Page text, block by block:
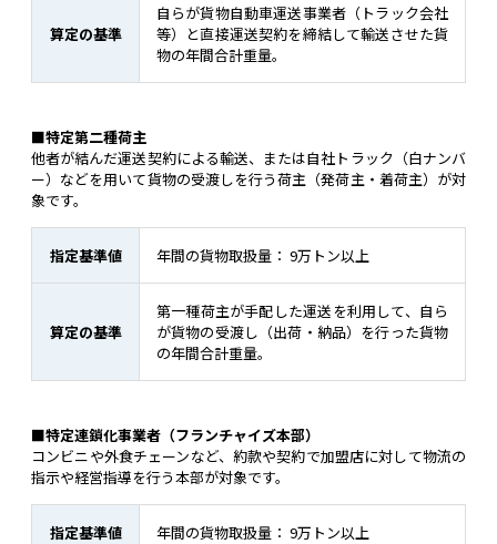
算定の基準
自らが貨物自動車運送事業者（トラック会社
等）と直接運送契約を締結して輸送させた貨
物の年間合計重量。
■特定第二種荷主
他者が結んだ運送契約による輸送、または自社トラック（白ナンバ
ー）などを用いて貨物の受渡しを行う荷主（発荷主・着荷主）が対
象です。
指定基準値 年間の貨物取扱量： 9万トン以上
算定の基準
第一種荷主が手配した運送を利用して、自ら
が貨物の受渡し（出荷・納品）を行った貨物
の年間合計重量。
■特定連鎖化事業者（フランチャイズ本部）
コンビニや外食チェーンなど、約款や契約で加盟店に対して物流の
指示や経営指導を行う本部が対象です。
指定基準値 年間の貨物取扱量： 9万トン以上